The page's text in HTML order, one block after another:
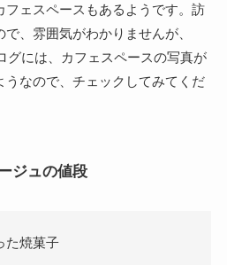
フェスペースもあるようです。訪
、雰囲気がわかりませんが、
グには、カフェスペースの写真が
うなので、チェックしてみてくだ
ジュの値段
た焼菓子